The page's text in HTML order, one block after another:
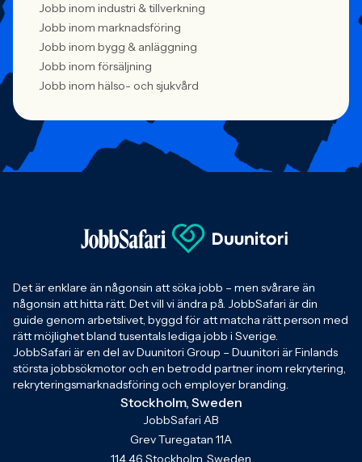
Jobb inom industri & tillverkning
Jobb inom marknadsföring
Jobb inom bygg & anläggning
Jobb inom försäljning
Jobb inom hälso- och sjukvård
Det är enklare än någonsin att söka jobb – men svårare än
någonsin att hitta rätt. Det vill vi ändra på. JobbSafari är din
guide genom arbetslivet, byggd för att matcha rätt person med
rätt möjlighet bland tusentals lediga jobb i Sverige.
JobbSafari är en del av Duunitori Group – Duunitori är Finlands
största jobbsökmotor och en betrodd partner inom rekrytering,
rekryteringsmarknadsföring och employer branding.
Stockholm, Sweden
JobbSafari AB
Grev Turegatan 11A
114 46 Stockholm, Sweden